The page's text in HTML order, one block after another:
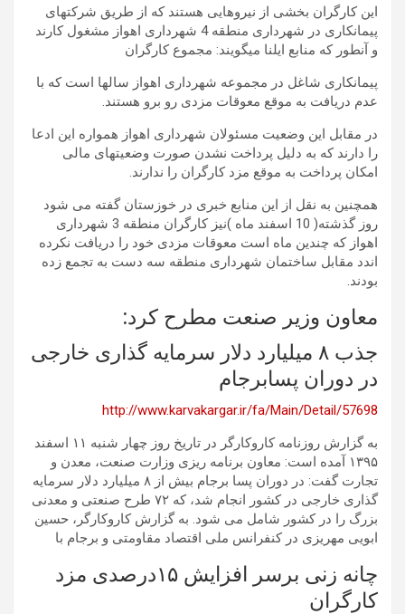
این کارگران بخشی از نیروهایی هستند که از طریق شرکتهای
پیمانکاری در شهرداری منطقه 4 شهرداری اهواز مشغول کارند
و آنطور که منابع ایلنا میگویند: مجموع کارگران
پیمانکاری شاغل در مجموعه شهرداری اهواز سالها است که با
عدم دریافت به موقع معوقات مزدی رو برو هستند.
در مقابل این وضعیت مسئولان شهرداری اهواز همواره این ادعا
را دارند که به دلیل پرداخت نشدن صورت وضعیتهای مالی
امکان پرداخت به موقع مزد کارگران را ندارند.
همچنین به نقل از این منابع خبری در خوزستان گفته می شود
روز گذشته( 10 اسفند ماه )نیز کارگران منطقه 3 شهرداری
اهواز که چندین ماه است معوقات مزدی خود را دریافت نکرده
اندد مقابل ساختمان شهرداری منطقه سه دست به تجمع زده
بودند.
معاون وزیر صنعت مطرح کرد:
جذب ۸ میلیارد دلار سرمایه گذاری خارجی
در دوران پسابرجام
http://www.karvakargar.ir/fa/Main/Detail/57698
به گزارش روزنامه کاروکارگر در تاریخ روز چهار شنبه ١١ اسفند
۱۳۹۵ آمده است: معاون برنامه ریزی وزارت صنعت، معدن و
تجارت گفت: در دوران پسا برجام بیش از ۸ میلیارد دلار سرمایه
گذاری خارجی در کشور انجام شد، که ۷۲ طرح صنعتی و معدنی
بزرگ را در کشور شامل می شود. به گزارش کاروکارگر، حسین
ابویی مهریزی در کنفرانس ملی اقتصاد مقاومتی و برجام با
چانه زنی برسر افزایش ۱۵درصدی مزد
کارگران